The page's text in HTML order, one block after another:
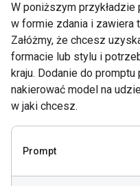
W poniższym
w formie zdania i zawiera
Załóżmy, że chcesz
formacie lub stylu i
kraju. Dodanie do
nakierować model na
w jaki chcesz.
Prompt